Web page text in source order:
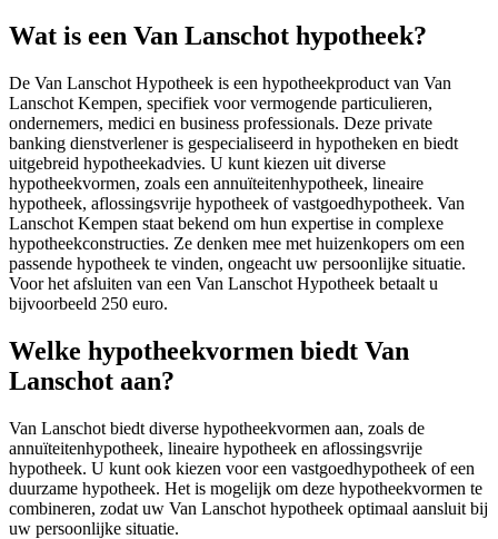
Wat is een Van Lanschot hypotheek?
De Van Lanschot Hypotheek is een hypotheekproduct van Van
Lanschot Kempen, specifiek voor vermogende particulieren,
ondernemers, medici en business professionals. Deze private
banking dienstverlener is gespecialiseerd in hypotheken en biedt
uitgebreid hypotheekadvies. U kunt kiezen uit diverse
hypotheekvormen, zoals een annuïteitenhypotheek, lineaire
hypotheek, aflossingsvrije hypotheek of vastgoedhypotheek. Van
Lanschot Kempen staat bekend om hun expertise in complexe
hypotheekconstructies. Ze denken mee met huizenkopers om een
passende hypotheek te vinden, ongeacht uw persoonlijke situatie.
Voor het afsluiten van een Van Lanschot Hypotheek betaalt u
bijvoorbeeld 250 euro.
Welke hypotheekvormen biedt Van
Lanschot aan?
Van Lanschot biedt diverse hypotheekvormen aan, zoals de
annuïteitenhypotheek, lineaire hypotheek en aflossingsvrije
hypotheek. U kunt ook kiezen voor een vastgoedhypotheek of een
duurzame hypotheek. Het is mogelijk om deze hypotheekvormen te
combineren, zodat uw Van Lanschot hypotheek optimaal aansluit bij
uw persoonlijke situatie.